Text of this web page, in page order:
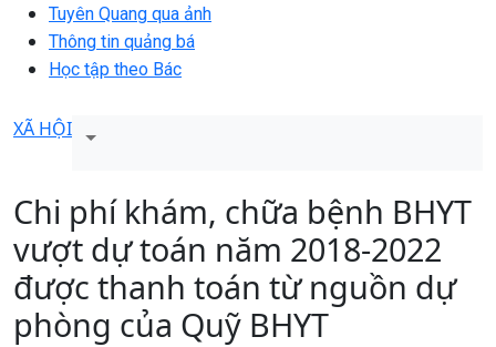
Tuyên Quang qua ảnh
Thông tin quảng bá
Học tập theo Bác
XÃ HỘI
Chi phí khám, chữa bệnh BHYT
vượt dự toán năm 2018-2022
được thanh toán từ nguồn dự
phòng của Quỹ BHYT